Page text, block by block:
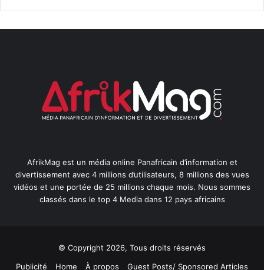
AfrikMag est un média online Panafricain d’information et
divertissement avec 4 millions d’utilisateurs, 8 millions des vues
vidéos et une portée de 25 millions chaque mois. Nous sommes
classés dans le top 4 Media dans 12 pays africains
© Copyright 2026, Tous droits réservés
Publicité
Home À propos Guest Posts/ Sponsored Articles